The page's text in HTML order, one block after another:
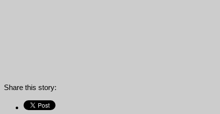
Share this story: